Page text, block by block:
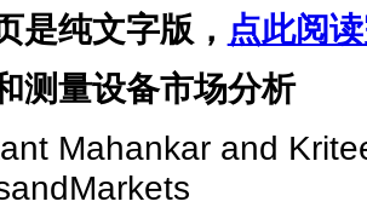
是纯文字版， 点此阅
测量设备市场分析
Mahankar and